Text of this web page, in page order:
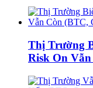
Thị Trường
Risk On